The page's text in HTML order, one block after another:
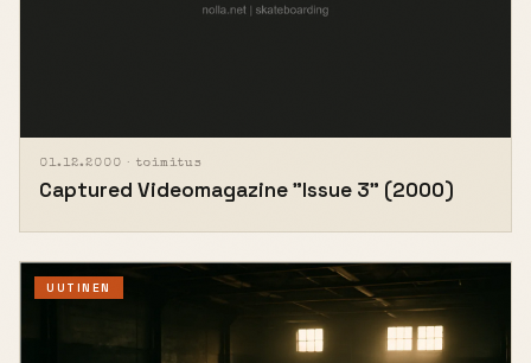
01.12.2000 · toimitus
Captured Videomagazine "Issue 3" (2000)
UUTINEN